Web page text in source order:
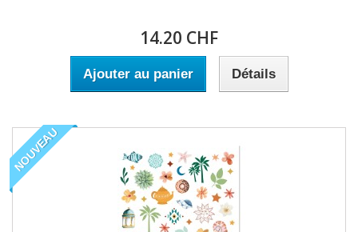
14.20 CHF
Ajouter au panier Détails
NOUVEAU